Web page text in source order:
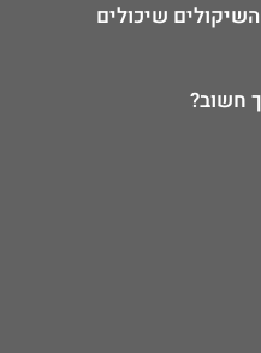
שיכולים
חשוב?